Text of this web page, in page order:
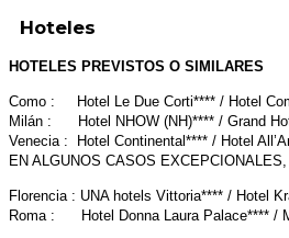
Hoteles
HOTELES PREVISTOS O SIMILARES
Como : Hotel Le Due Corti**** / Hotel
Milán : Hotel NHOW (NH)**** / Grand
Venecia : Hotel Continental**** / Hotel
EN ALGUNOS CASOS
Florencia : UNA hotels Vittoria**** / Hotel
Roma : Hotel Donna Laura Palace**** /